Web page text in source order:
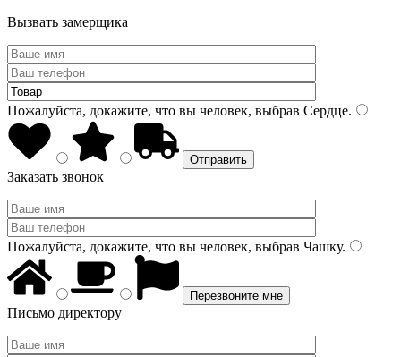
Вызвать замерщика
Пожалуйста, докажите, что вы человек, выбрав Сердце.
Заказать звонок
Пожалуйста, докажите, что вы человек, выбрав Чашку.
Письмо директору